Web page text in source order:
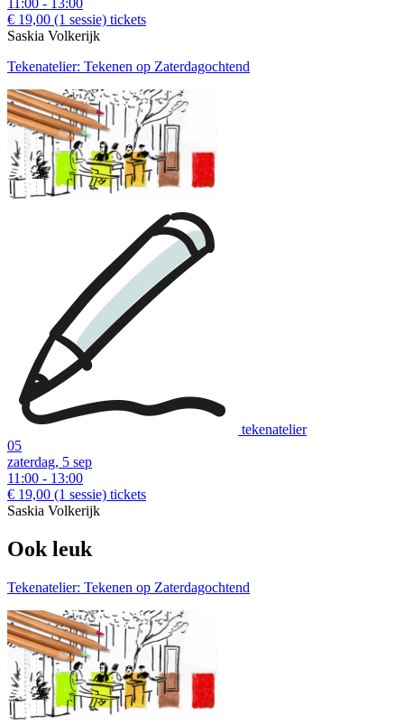
11:00 - 13:00
€ 19,00 (1 sessie) tickets
Saskia Volkerijk
Tekenatelier: Tekenen op Zaterdagochtend
tekenatelier
05
zaterdag, 5 sep
11:00 - 13:00
€ 19,00 (1 sessie) tickets
Saskia Volkerijk
Ook leuk
Tekenatelier: Tekenen op Zaterdagochtend